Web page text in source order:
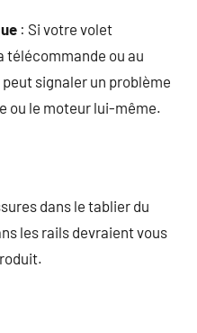
: Si votre volet
télécommande ou au
signaler un problème
ou le moteur lui-même.
dans le tablier du
les rails devraient vous